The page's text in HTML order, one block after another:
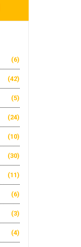
(6)
(42)
(5)
(24)
(10)
(30)
(11)
(6)
(3)
(4)